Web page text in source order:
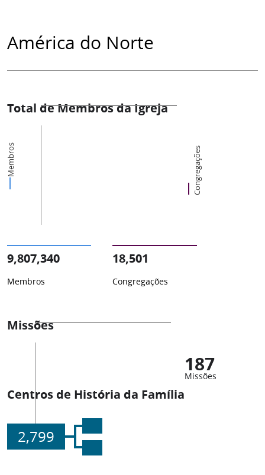
América do Norte
Total de Membros da Igreja
Membros Congregações
9,807,340
Membros
18,501
Congregações
Missões
187
Missões
Centros de História da Família
2,799